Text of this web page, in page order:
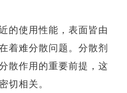
的使用性能，表面皆由
着难分散问题。分散剂
散作用的重要前提，这
切相关。